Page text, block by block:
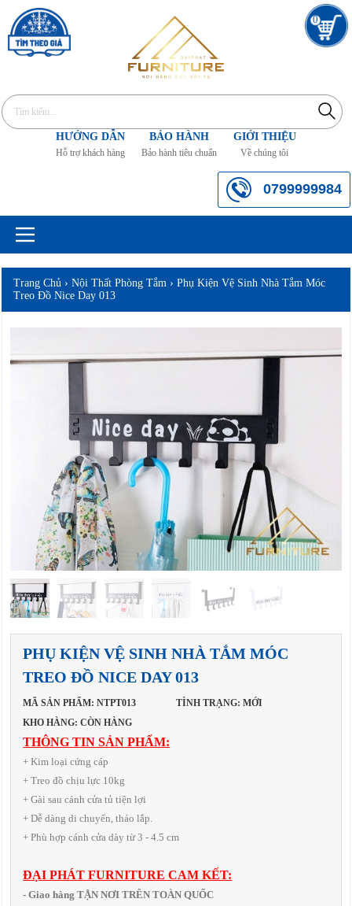
0
HƯỚNG DẪN
Hỗ trợ khách hàng
BẢO HÀNH
Bảo hành tiêu chuẩn
GIỚI THIỆU
Về chúng tôi
0799999984
Trang Chủ ›Nội Thất Phòng Tắm ›Phụ Kiện Vệ Sinh Nhà Tắm Móc
Treo Đồ Nice Day 013
PHỤ KIỆN VỆ SINH NHÀ TẮM MÓC
TREO ĐỒ NICE DAY 013
MÃ SẢN PHẨM: NTPT013
TÌNH TRẠNG: MỚI
KHO HÀNG: CÒN HÀNG
THÔNG TIN SẢN PHẨM:
+ Kim loại cứng cáp
+ Treo đồ chịu lực 10kg
+ Gài sau cánh cửa tủ tiện lợi
+ Dễ dàng di chuyển, tháo lắp.
+ Phù hợp cánh cửa dày từ 3 - 4.5 cm
ĐẠI PHÁT FURNITURE CAM KẾT:
- Giao hàng TẬN NƠI TRÊN TOÀN QUỐC